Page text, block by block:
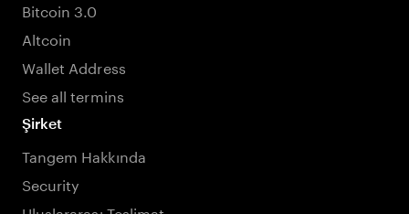
Bitcoin 3.0
Altcoin
Wallet Address
See all termins
Şirket
Tangem Hakkında
Security